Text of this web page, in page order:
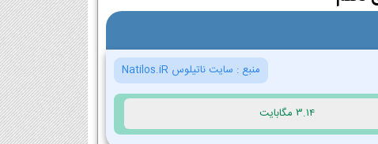
منبع : سایت ناتیلوس Natilos.iR
3.14 مگابایت